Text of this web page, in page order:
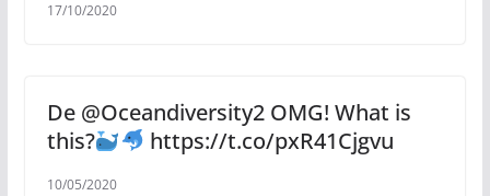
17/10/2020
De @Oceandiversity2 OMG! What is
this?
https://t.co/pxR41Cjgvu
10/05/2020